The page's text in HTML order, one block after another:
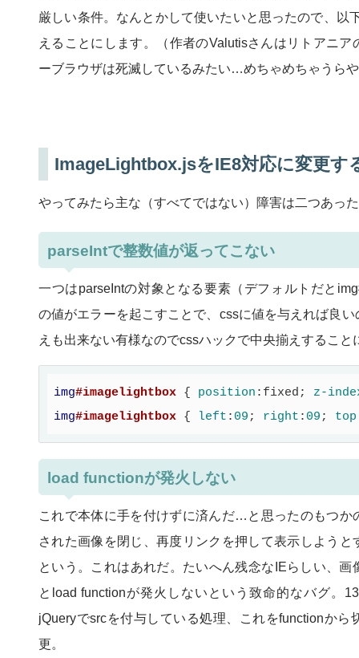
厳しい条件。なんとかして使いたいと思ったので、以
えることにします。（作者のValutisさんはリトアニ
ーブラウザは死滅しているみたい…めちゃめちゃうら
ImageLightbox.jsをIE8対応に変更す
やってみたら主な（すべてではない）障害は二つあっ
parseIntで整数値が返ってこない
一つはparseIntの対象となる要素（デフォルトだと
の値がエラーを起こすことで、cssに値を与えれば良
えも出来ない有様なのでcssハックで中央揃えすること
img#imagelightbox { position : fixed ; z-
img#imagelightbox { left : 09 ; right : 09 ; top
load functionが発火しない
これで本体に手を付けずに済んだ…と思ったのもつか
された画像を閉じ、再度リンクを押して表示しよう
という。これはあれだ。たいへん残念なIEらしい、画
とload functionが発火しないという致命的なバグ。
jQueryでsrcを付与している処理、これをfunctionから
更。